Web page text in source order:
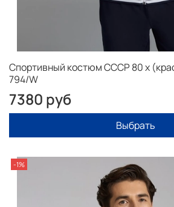
Спортивный костюм СССР 80 х
794/W
7380 руб
Выбрать
-1%